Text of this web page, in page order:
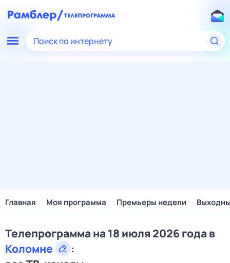
Поиск по интернету
Главная Моя программа Премьеры недели
Телепрограмма на 18 июля 2026 года в
Коломне
: